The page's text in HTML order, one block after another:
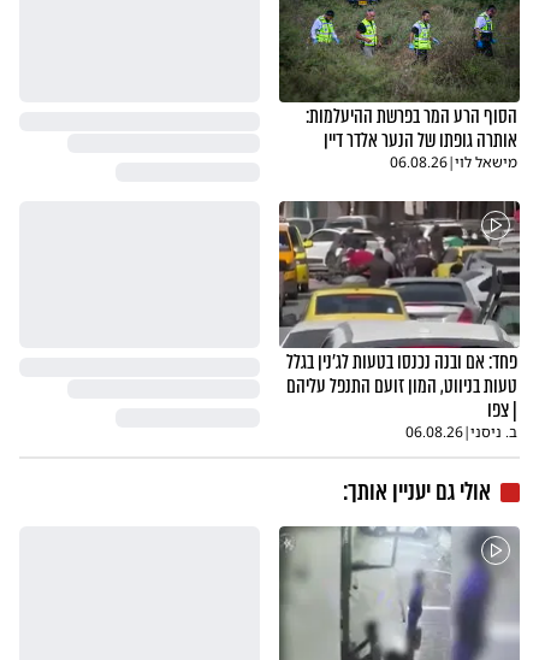
הסוף הרע המר בפרשת ההיעלמות:
אותרה גופתו של הנער אלדר דיין
מישאל לוי|
06.08.26
פחד: אם ובנה נכנסו בטעות לג'נין בגלל
טעות בניווט, המון זועם התנפל עליהם
| צפו
ב. ניסני|
06.08.26
אולי גם יעניין אותך: